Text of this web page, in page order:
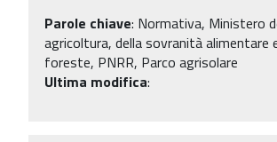
Parole chiave: Normativa, Ministero
agricoltura, della sovranità alimentare
foreste, PNRR, Parco agrisolare
Ultima modifica: